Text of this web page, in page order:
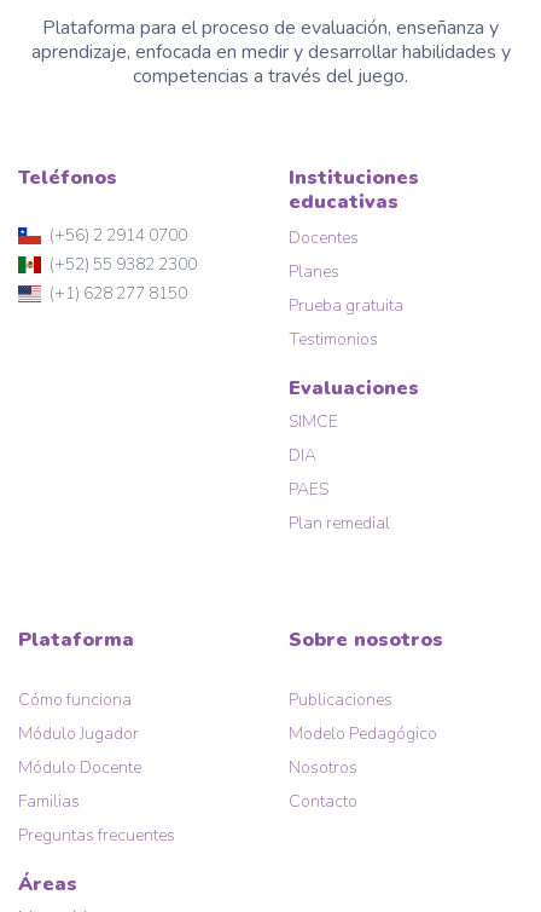
Plataforma para el proceso de evaluación, enseñanza y
aprendizaje, enfocada en medir y desarrollar habilidades y
competencias a través del juego.
Teléfonos
(+56) 2 2914 0700
(+52) 55 9382 2300
(+1) 628 277 8150
Instituciones
educativas
Docentes
Planes
Prueba gratuita
Testimonios
Evaluaciones
SIMCE
DIA
PAES
Plan remedial
Plataforma
Cómo funciona
Módulo Jugador
Módulo Docente
Familias
Preguntas frecuentes
Áreas
Sobre nosotros
Publicaciones
Modelo Pedagógico
Nosotros
Contacto